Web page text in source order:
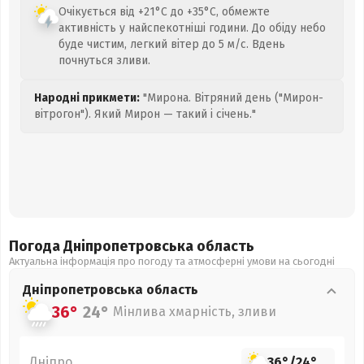
Очікується від +21°C до +35°C, обмежте
активність у найспекотніші години. До обіду небо
буде чистим, легкий вітер до 5 м/с. Вдень
почнуться зливи.
Народні прикмети: "Мирона. Вітряний день ("Мирон-
вітрогон"). Який Мирон — такий і січень."
Погода Дніпропетровська область
Актуальна інформація про погоду та атмосферні умови на сьогодні
Дніпропетровська область
36° 24° Мінлива хмарність, зливи